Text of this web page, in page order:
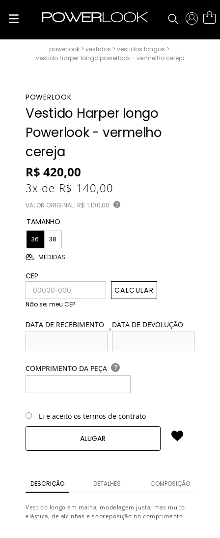
vestidos
vestidos longos
vestido harper longo powerlook - vermelho cereja
POWERLOOK
Vestido Harper longo
Powerlook - vermelho
cereja
R$ 420,00
3x de R$ 140,00
VALOR ORIGINAL: R$ 1.100,00 ?
TAMANHO
36 38
MEDIDAS
CEP
CALCULAR
Não sei meu CEP
DATA DE RECEBIMENTO +DATA DE DEVOLUÇÃO
COMPRIMENTO DA PEÇA ?
Li e aceito os termos de contrato
ALUGAR
DESCRIÇÃO DETALHES COMPOSIÇÃO
Vestido longo em malha, modelagem justa, mas muito
elástica, de alcinhas e sobreposição no comprimento.